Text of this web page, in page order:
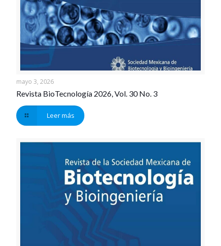
mayo 3, 2026
Revista BioTecnología 2026, Vol. 30 No. 3
Leer más